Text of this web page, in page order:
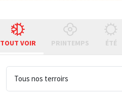
TOUT VOIR PRINTEMPS ÉTÉ